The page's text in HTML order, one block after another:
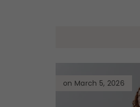
on March 5, 2026